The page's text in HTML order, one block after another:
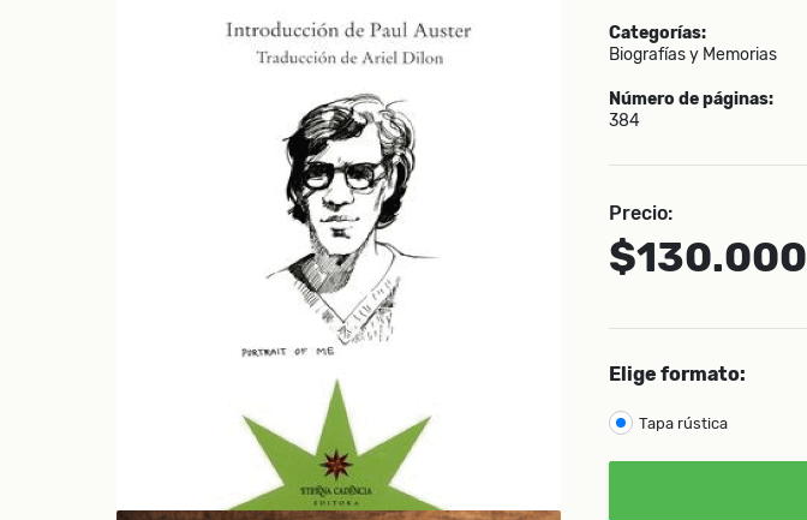
Categorías:
Biografías y Memorias
Número de páginas:
384
Precio:
$130.000
Elige formato:
Tapa rústica